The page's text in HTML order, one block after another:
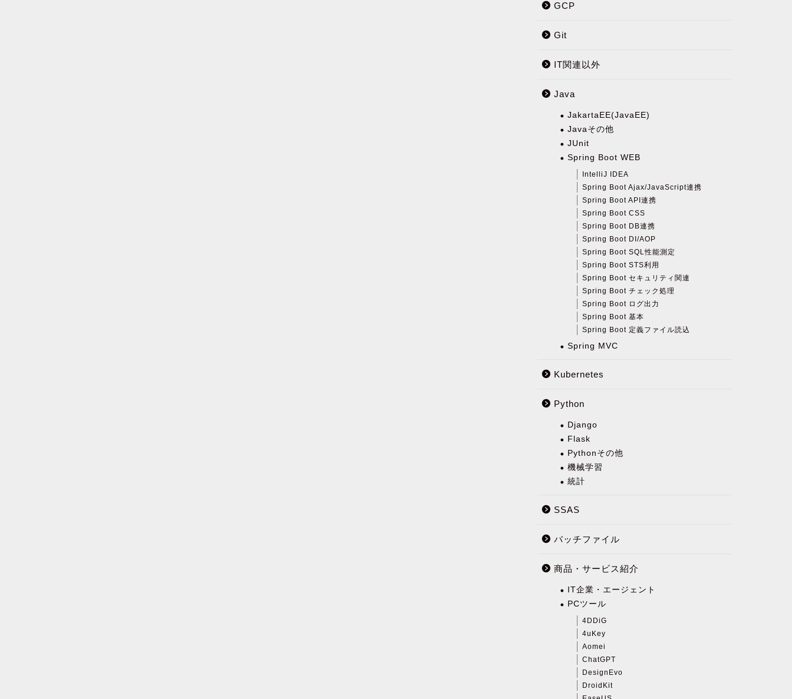
GCP
Git
IT関連以外
Java
JakartaEE(JavaEE)
Javaその他
JUnit
Spring Boot WEB
IntelliJ IDEA
Spring Boot Ajax/JavaScript連携
Spring Boot API連携
Spring Boot CSS
Spring Boot DB連携
Spring Boot DI/AOP
Spring Boot SQL性能測定
Spring Boot STS利用
Spring Boot セキュリティ関連
Spring Boot チェック処理
Spring Boot ログ出力
Spring Boot 基本
Spring Boot 定義ファイル読込
Spring MVC
Kubernetes
Python
Django
Flask
Pythonその他
機械学習
統計
SSAS
バッチファイル
商品・サービス紹介
IT企業・エージェント
PCツール
4DDiG
4uKey
Aomei
ChatGPT
DesignEvo
DroidKit